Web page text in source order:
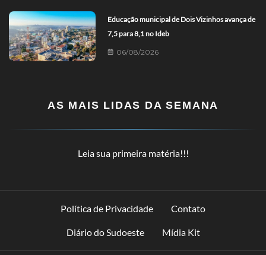
Educação municipal de Dois Vizinhos avança de
7,5 para 8,1 no Ideb
06/08/2026
AS MAIS LIDAS DA SEMANA
Leia sua primeira matéria!!!
Política de Privacidade Contato
Diário do Sudoeste Mídia Kit